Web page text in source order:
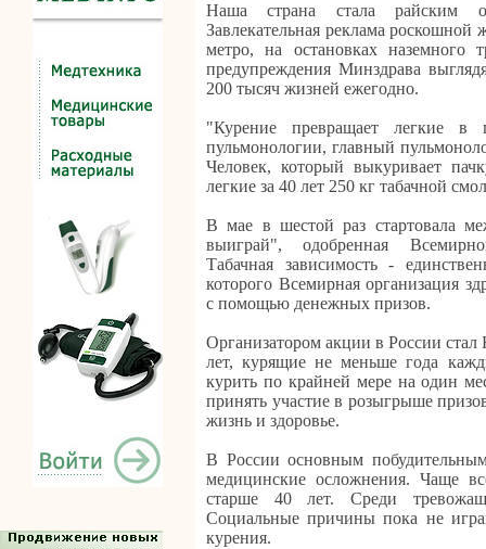
Наша страна стала райским
Завлекательная реклама роскошной
метро, на остановках наземного
предупреждения Минздрава
200 тысяч жизней ежегодно.
"Курение превращает легкие
пульмонологии, главный
Человек, который выкуривает
легкие за 40 лет 250 кг табачной
В мае в шестой раз стартовала
выиграй", одобренная
Табачная зависимость -
которого Всемирная организация
с помощью денежных призов.
Организатором акции в России
лет, курящие не меньше года
курить по крайней мере на один
принять участие в розыгрыше
жизнь и здоровье.
В России основным
медицинские осложнения. Чаще
старше 40 лет. Среди
Социальные причины пока не
курения.